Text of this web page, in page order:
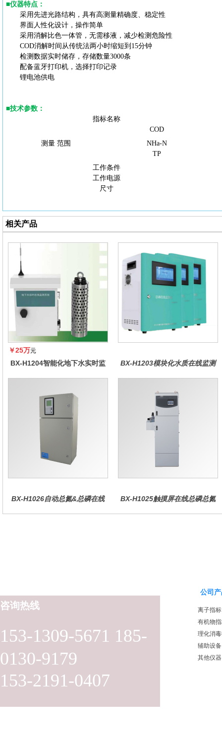
■仪器特点 ：
采用先进光路结构，具有高测量精确度、稳定性
界面人性化设计，操作简单
采用消解比色一体管，无需移液，减少检测危险性
COD消解时间从传统法两小时缩短到 15分钟
检测数据实时储存，存储数量3000条
配备蓝牙打印机，选择打印记录
锂电池供电
■技术参数 ：
指标名称
COD
测量 范围
NHa-N
TP
工作条件
工作电源
尺寸
相关产品
￥25万元
BX-H1204智能化地下水实时监
BX-H1203模块化水质在线监测
BX-H1026自动总氮&总磷在线
BX-H1025触摸屏在线总磷总氮
153-1309-5671 185-
0130-9179
153-2191-0407
咨询热线
公司
离子指标
有机物
理化消
辅助设备
其他仪器